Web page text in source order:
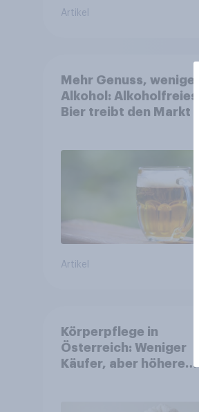
Artikel
Mehr Genuss, weniger
Alkohol: Alkoholfreies
Bier treibt den Markt in
Artikel
Körperpflege in
Österreich: Weniger
Käufer, aber höhere